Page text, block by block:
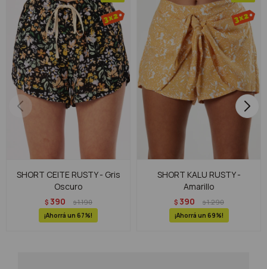
SHORT CEITE RUSTY - Gris
Oscuro
$ 390 $1.190
67
SHORT KALU RUSTY -
Amarillo
$ 390 $1.290
69